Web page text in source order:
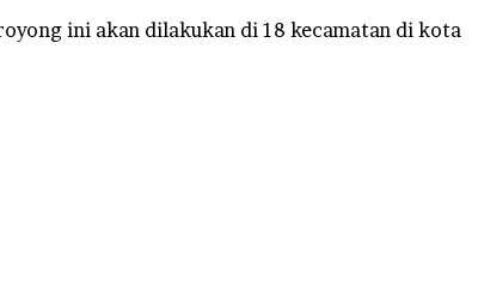
ini akan dilakukan di 18 kecamatan di kota